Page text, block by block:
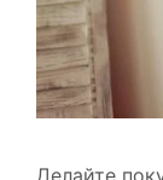
Делайте